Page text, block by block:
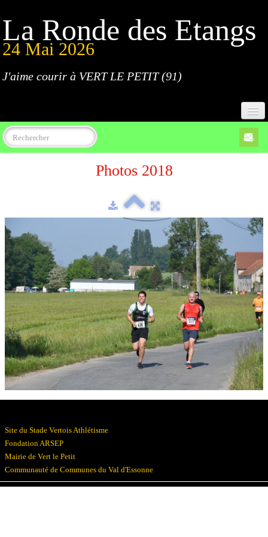
La Ronde des Etangs
24 Mai 2026
J'aime courir à VERT LE PETIT (91)
Accueil
Parcours
Résultats
Devenez bénévoles
Partenaires
Photos▼
Photos 2018
Site du Stade Vertois Athlétisme
Fondation ARSEP
Mairie de Vert le Petit
Communauté de Communes du Val d'Essonne